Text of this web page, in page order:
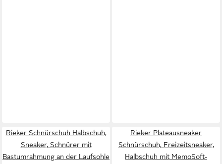
Rieker Schnürschuh Halbschuh,
Sneaker, Schnürer mit
Bastumrahmung an der Laufsohle
Rieker Plateausneaker
Schnürschuh, Freizeitsneaker,
Halbschuh mit MemoSoft-